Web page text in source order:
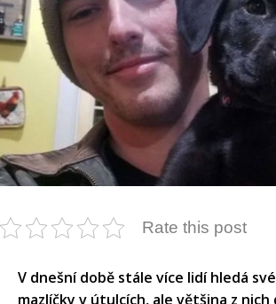
Rate this post
V dnešní době stále více lidí hledá
mazlíčky v útulcích, ale většina z